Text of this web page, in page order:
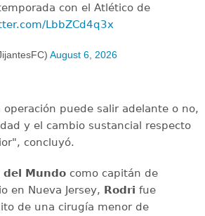
con el Atlético de
LbbZCd4q3x
August 6, 2026
puede salir adelante o no,
y el cambio sustancial respecto
concluyó.
del Mundocomo capitán de
en Nueva Jersey, Rodri fue
de una cirugía menor de